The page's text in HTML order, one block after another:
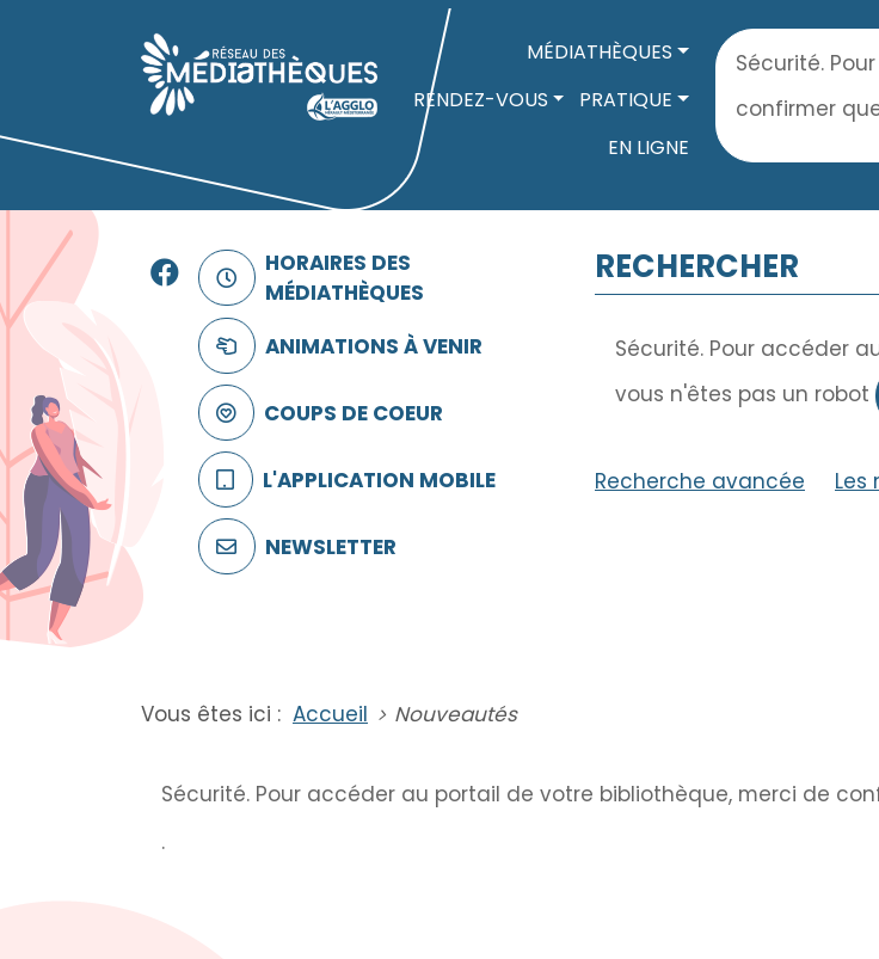
Accueil
MÉDIATHÈQUES
RENDEZ-VOUS
PRATIQUE
EN LIGNE
Sécurité.
confirmer
FacebookHORAIRES DES
MÉDIATHÈQUES
ANIMATIONS À VENIR
COUPS DE COEUR
L'APPLICATION MOBILE
NEWSLETTER
RECHERCHER
Sécurité. Pour accéder
vous n'êtes pas un robot
Recherche avancée Les
Vous êtes ici : Accueil Nouveautés
Sécurité. Pour accéder au portail de votre bibliothèque, merci de
.